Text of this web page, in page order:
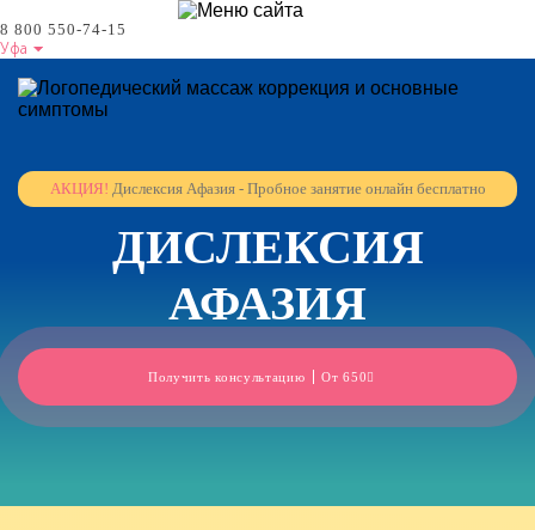
8 800 550-74-15
Уфа
АКЦИЯ! Дислексия Афазия - Пробное занятие онлайн бесплатно
ДИСЛЕКСИЯ
АФАЗИЯ
Получить консультацию От 650